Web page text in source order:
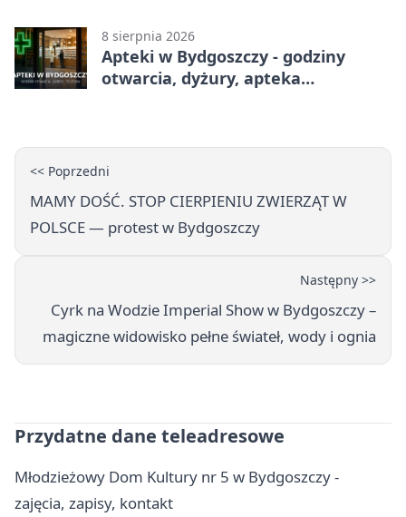
8 sierpnia 2026
Apteki w Bydgoszczy - godziny
otwarcia, dyżury, apteka
<< Poprzedni
MAMY DOŚĆ. STOP CIERPIENIU ZWIERZĄT W
POLSCE — protest w Bydgoszczy
Następny >>
Cyrk na Wodzie Imperial Show w Bydgoszczy –
magiczne widowisko pełne świateł, wody i ognia
Przydatne dane teleadresowe
Młodzieżowy Dom Kultury nr 5 w Bydgoszczy -
zajęcia, zapisy, kontakt